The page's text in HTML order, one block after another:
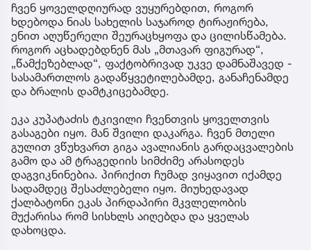
ჩვენ ყოველდღიურად ვუყურებდით, როგორ
ხდებოდა ნიას სახელის საჯაროდ ტირაჟირება,
ენით აღუწერელი შეურაცხყოფა და ცილისწამება.
როგორ აცხადებდნენ მას „მთავარ ფიგურად“,
„წამქეზებლად“, ფაქტობრივად უკვე დამნაშავედ -
სასამართლოს გადაწყვეტილებამდე, განაჩენამდე
და ბრალის დამტკიცებამდე.
ეკა კუპატაძის ტკივილი ჩვენთვის ყოველთვის
გასაგები იყო. მან შვილი დაკარგა. ჩვენ მთელი
გულით ვწუხვართ გიგა ავალიანის გარდაცვალების
გამო და ამ ტრაგედიის სიმძიმე არასოდეს
დაგვიკნინებია. პირიქით ჩუმად ვიყავით იქამდე
სადამდეც შესაძლებელი იყო. მიუხედავად
ქალბატონი ეკას პირდაპირი მკვლელობის
მუქარისა რომ სისხლს აიღებდა და ყველას
დახოცდა.